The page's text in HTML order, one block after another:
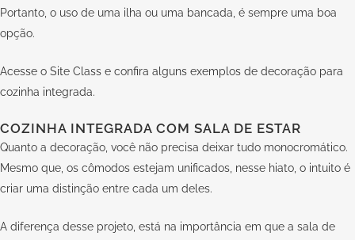
Portanto, o uso de uma ilha ou uma bancada, é sempre uma boa
opção.
Acesse o Site Class e confira alguns exemplos de decoração para
cozinha integrada.
COZINHA INTEGRADA COM SALA DE ESTAR
Quanto a decoração, você não precisa deixar tudo monocromático.
Mesmo que, os cômodos estejam unificados, nesse hiato, o intuito é
criar uma distinção entre cada um deles.
A diferença desse projeto, está na importância em que a sala de